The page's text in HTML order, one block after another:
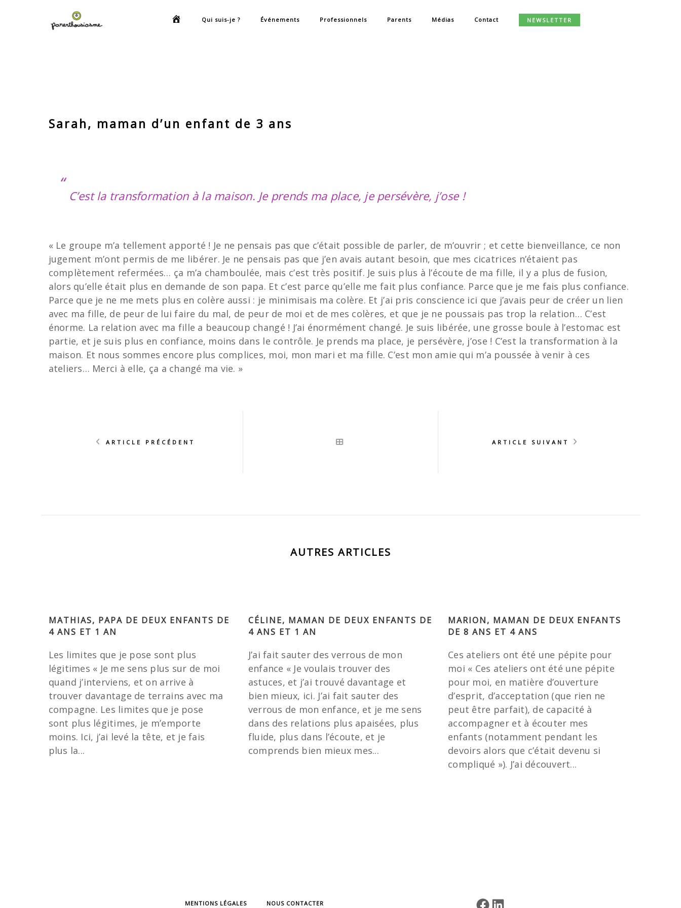
Qui suis-je ? Événements Professionnels Parents Médias Contact NEWSLETTER
Sarah, maman d’un enfant de 3 ans
C’est la transformation à la maison. Je prends ma place, je persévère, j’ose !
« Le groupe m’a tellement apporté ! Je ne pensais pas que c’était possible de parler, de m’ouvrir ; et cette bienveillance, ce non
jugement m’ont permis de me libérer. Je ne pensais pas que j’en avais autant besoin, que mes cicatrices n’étaient pas
complètement refermées… ça m’a chamboulée, mais c’est très positif. Je suis plus à l’écoute de ma fille, il y a plus de fusion,
alors qu’elle était plus en demande de son papa. Et c’est parce qu’elle me fait plus confiance. Parce que je me fais plus confiance.
Parce que je ne me mets plus en colère aussi : je minimisais ma colère. Et j’ai pris conscience ici que j’avais peur de créer un lien
avec ma fille, de peur de lui faire du mal, de peur de moi et de mes colères, et que je ne poussais pas trop la relation… C’est
énorme. La relation avec ma fille a beaucoup changé ! J’ai énormément changé. Je suis libérée, une grosse boule à l’estomac est
partie, et je suis plus en confiance, moins dans le contrôle. Je prends ma place, je persévère, j’ose ! C’est la transformation à la
maison. Et nous sommes encore plus complices, moi, mon mari et ma fille. C’est mon amie qui m’a poussée à venir à ces
ateliers… Merci à elle, ça a changé ma vie. »
ARTICLE PRÉCÉDENT ARTICLE SUIVANT
AUTRES ARTICLES
MATHIAS, PAPA DE DEUX ENFANTS DE
4 ANS ET 1 AN
Les limites que je pose sont plus
légitimes « Je me sens plus sur de moi
quand j’interviens, et on arrive à
trouver davantage de terrains avec ma
compagne. Les limites que je pose
sont plus légitimes, je m’emporte
moins. Ici, j’ai levé la tête, et je fais
plus la...
CÉLINE, MAMAN DE DEUX ENFANTS DE
4 ANS ET 1 AN
J’ai fait sauter des verrous de mon
enfance « Je voulais trouver des
astuces, et j’ai trouvé davantage et
bien mieux, ici. J’ai fait sauter des
verrous de mon enfance, et je me sens
dans des relations plus apaisées, plus
fluide, plus dans l’écoute, et je
comprends bien mieux mes...
MARION, MAMAN DE DEUX ENFANTS
DE 8 ANS ET 4 ANS
Ces ateliers ont été une pépite pour
moi « Ces ateliers ont été une pépite
pour moi, en matière d’ouverture
d’esprit, d’acceptation (que rien ne
peut être parfait), de capacité à
accompagner et à écouter mes
enfants (notamment pendant les
devoirs alors que c’était devenu si
compliqué »). J’ai découvert...
MENTIONS LÉGALES NOUS CONTACTER